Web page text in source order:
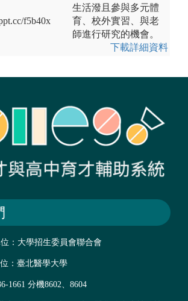
f5b40x
生活潑且參與多元體
育、校外實習、與老
師進行研究的機會。
下載詳細資料
：大學招生委員會聯合會
：臺北醫學大學
1661 分機8602、8604